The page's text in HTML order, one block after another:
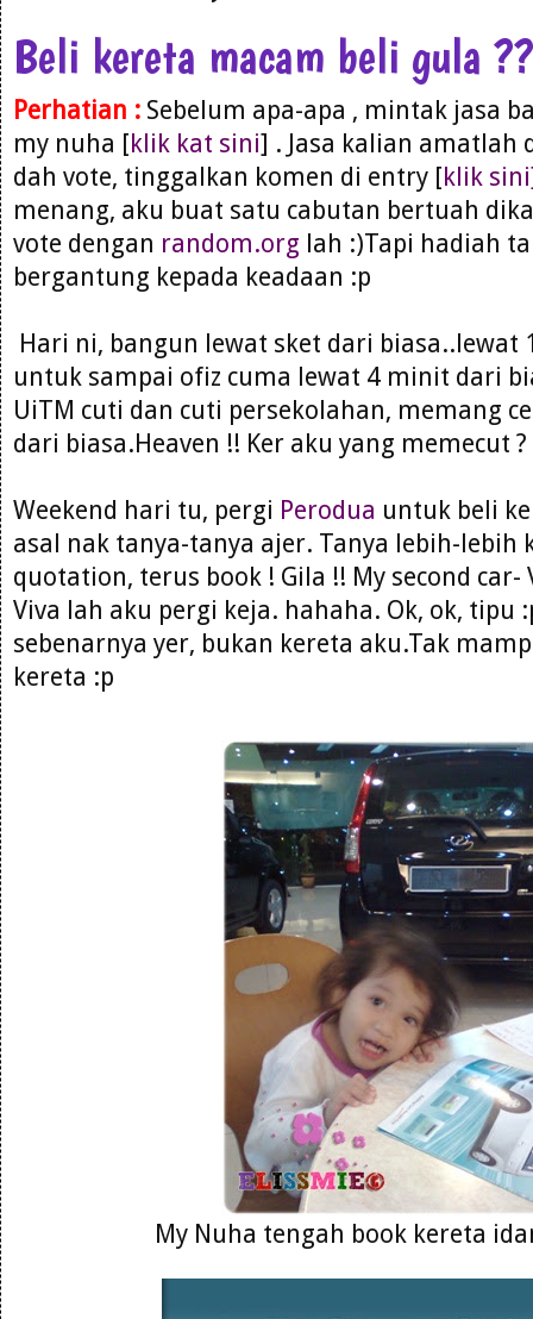
Beli kereta macam beli gula
Perhatian : Sebelum apa-apa , mintak jasa
my nuha [ klik kat sini] . Jasa kalian amatlah
dah vote, tinggalkan komen di entry [ klik
menang, aku buat satu cabutan bertuah
vote dengan random.org lah :)Tapi hadiah
bergantung kepada keadaan :p
Hari ni, bangun lewat sket dari
untuk sampai ofiz cuma lewat 4 minit dari
UiTM cuti dan cuti persekolahan, memang
dari biasa.Heaven !! Ker aku yang memecut ?
Weekend hari tu, pergi Perodua untuk beli
asal nak tanya-tanya ajer. Tanya lebih-lebih
quotation, terus book ! Gila !! My second car-
Viva lah aku pergi keja. hahaha. Ok, ok, tipu
sebenarnya yer, bukan kereta aku.Tak
kereta :p
My Nuha tengah book kereta